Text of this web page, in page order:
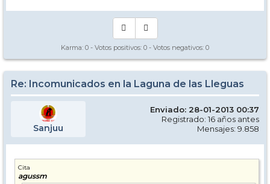
Karma: 0 - Votos positivos: 0 - Votos negativos: 0
Re: Incomunicados en la Laguna de las Lleguas
Sanjuu
Enviado: 28-01-2013 00:37
Registrado: 16 años antes
Mensajes: 9.858
Cita
agussm